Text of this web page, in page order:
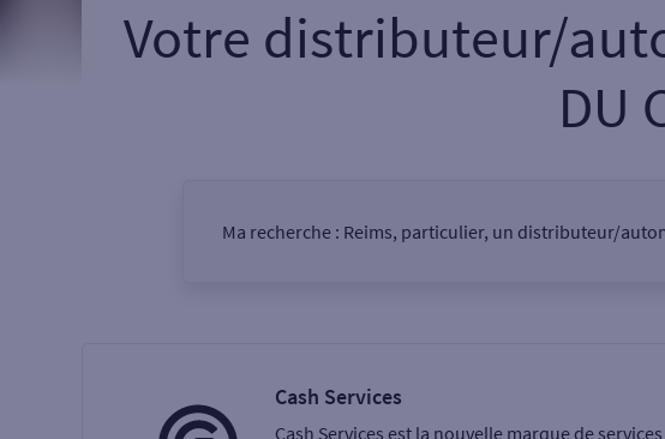
Votre distributeur/
DU
Ma recherche : Reims, particulier, un distributeur/
Cash Services
Cash Services est la nouvelle marque de